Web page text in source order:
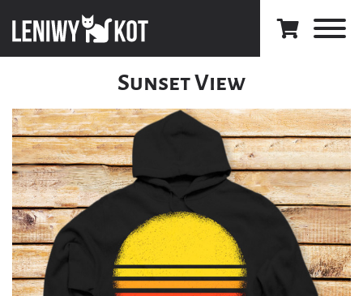
Sunset View